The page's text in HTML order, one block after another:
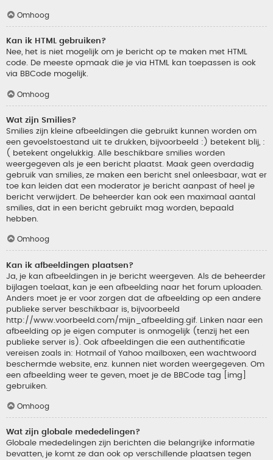
Omhoog
Kan ik HTML gebruiken?
Nee, het is niet mogelijk om je bericht op te maken met HTML
code. De meeste opmaak die je via HTML kan toepassen is ook
via BBCode mogelijk.
Omhoog
Wat zijn Smilies?
Smilies zijn kleine afbeeldingen die gebruikt kunnen worden om
een gevoelstoestand uit te drukken, bijvoorbeeld :) betekent blij, :
( betekent ongelukkig. Alle beschikbare smilies worden
weergegeven als je een bericht plaatst. Maak geen overdadig
gebruik van smilies, ze maken een bericht snel onleesbaar, wat er
toe kan leiden dat een moderator je bericht aanpast of heel je
bericht verwijdert. De beheerder kan ook een maximaal aantal
smilies, dat in een bericht gebruikt mag worden, bepaald
hebben.
Omhoog
Kan ik afbeeldingen plaatsen?
Ja, je kan afbeeldingen in je bericht weergeven. Als de beheerder
bijlagen toelaat, kan je een afbeelding naar het forum uploaden.
Anders moet je er voor zorgen dat de afbeelding op een andere
publieke server beschikbaar is, bijvoorbeeld
http://www.voorbeeld.com/mijn_afbeelding.gif. Linken naar een
afbeelding op je eigen computer is onmogelijk (tenzij het een
publieke server is). Ook afbeeldingen die een authentificatie
vereisen zoals in: Hotmail of Yahoo mailboxen, een wachtwoord
beschermde website, enz. kunnen niet worden weergegeven. Om
een afbeelding weer te geven, moet je de BBCode tag [img]
gebruiken.
Omhoog
Wat zijn globale mededelingen?
Globale mededelingen zijn berichten die belangrijke informatie
bevatten, je komt ze dan ook op verschillende plaatsen tegen